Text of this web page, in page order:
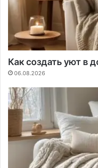
Как создать уют в
06.08.2026